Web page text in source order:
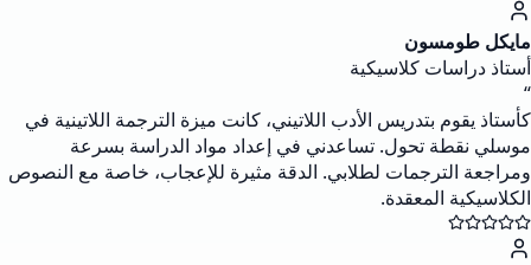
مايكل طومسون
أستاذ دراسات كلاسيكية
“
كأستاذ يقوم بتدريس الأدب اللاتيني، كانت ميزة الترجمة اللاتينية في
موسلي نقطة تحول. تساعدني في إعداد مواد الدراسة بسرعة
ومراجعة الترجمات لطلابي. الدقة مثيرة للإعجاب، خاصة مع النصوص
الكلاسيكية المعقدة.